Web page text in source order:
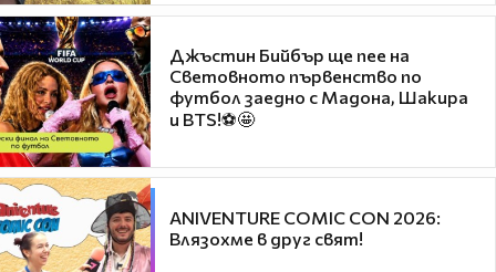
Джъстин Бийбър ще пее на
Световното първенство по
футбол заедно с Мадона, Шакира
и BTS!⚽🤩
ANIVENTURE COMIC CON 2026:
Влязохме в друг свят!